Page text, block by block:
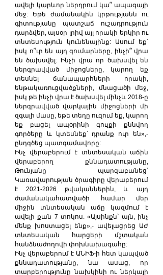
ավելի կարևոր ներդրում կա՞ ապագայի
մեջ: Եթե ժամանակին կրթությանն ու
գիտությանը պատշաճ ուշադրություն
դարձվեր, այսօր լրիվ այլ որակի երկիր ու
տնտեսություն կունենայինք: Ասում եք՝
իսկ ո՞ւր են այդ գումարները, ինչի՞ վրա
են ծախսվել: Ինչի վրա որ ծախսվել են
ներգրավված միջոցները, կարող եք
տեսնել ճանապարհների որակի,
ենթակառուցվածքների, մնացածի մեջ,
իսկ թե ինչի վրա է ծախսվել մինչև 2018-ը
ներգրավված վարկային միջոցների մի
զգալի մասը, եթե տեղը ուզում եք, կարող
եք բացել ապօրինի գույքի քննվող
գործերը և կտեսնեք՝ դրանք ուր են»,-
ընդգծեց պատգամավորը:
Ինչ վերաբերում է տնտեսական աճին
վերաբերող քննադատությանը,
Թունյանը պարզաբանեց՝
Կառավարության ծրագիրը վերաբերում
է 2021-2026 թվականներին, և այդ
ժամանակահատվածի համար մեր
միջին տնտեսական աճը կազմում է
ավելի քան 7 տոկոս. «Այսինքն՝ այն, ինչ
մենք խոստացել ենք»,- ավելացրեց ԱԺ
տնտեսական հարցերի մշտական
հանձնաժողովի փոխնախագահը:
Ինչ վերաբերում է ԱՆԻՖ-ի հետ կապված
քննադատությանը, նա ասաց, որ
տարբերությունը նախկինի ու ներկայի